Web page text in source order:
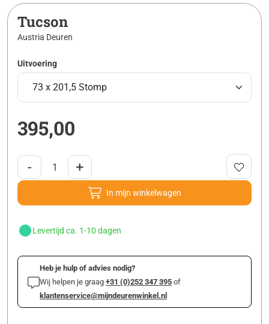
Tucson
Austria Deuren
Uitvoering
395,00
- +
In mijn winkelwagen
Levertijd ca. 1-10 dagen
Heb je hulp of advies nodig?
Wij helpen je graag +31 (0)252 347 395 of
klantenservice@mijndeurenwinkel.nl